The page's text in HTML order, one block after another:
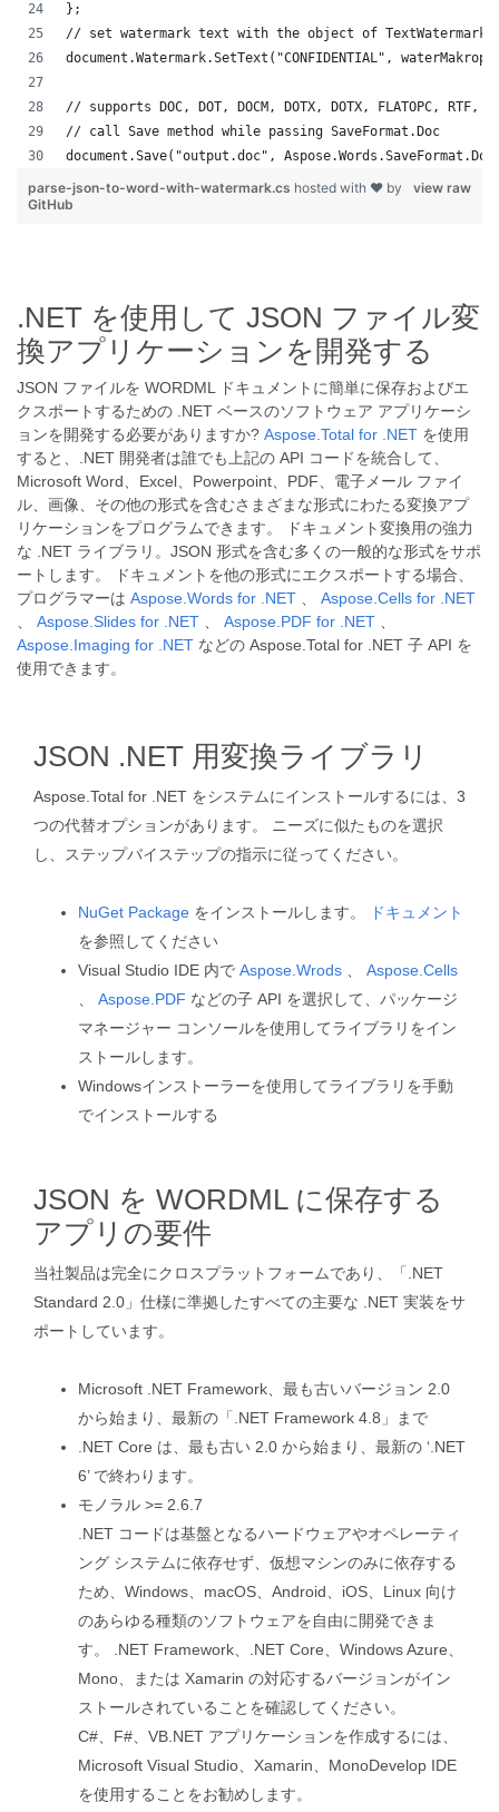
};
// set watermark text with the object of
document.Watermark.SetText("CONFIDENTIAL",
// supports DOC, DOT, DOCM, DOTX, DOTX, FLATOPC,
// call Save method while passing SaveFormat.Doc
document.Save("output.doc",
view raw
parse-json-to-word-with-watermark.cs hosted with ❤ by
GitHub
.NET を使用して JSON ファイル変
換アプリケーションを開発する
JSON ファイルを WORDML ドキュメントに簡単に保存およびエ
クスポートするための .NET ベースのソフトウェア アプリケーシ
ョンを開発する必要がありますか? Aspose.Total for .NET を使用
すると、.NET 開発者は誰でも上記の API コードを統合して、
Microsoft Word、Excel、Powerpoint、PDF、電子メール ファイ
ル、画像、その他の形式を含むさまざまな形式にわたる変換アプ
リケーションをプログラムできます。 ドキュメント変換用の強力
な .NET ライブラリ。JSON 形式を含む多くの一般的な形式をサポ
ートします。 ドキュメントを他の形式にエクスポートする場合、
プログラマーは Aspose.Words for .NET
Aspose.Cells for .NET
Aspose.Slides for .NET Aspose.PDF for .NET
Aspose.Imaging for .NET などの Aspose.Total for .NET 子 API を
使用できます。
JSON .NET 用変換ライブラリ
Aspose.Total for .NET をシステムにインストールするには、3
つの代替オプションがあります。 ニーズに似たものを選択
し、ステップバイステップの指示に従ってください。
NuGet Package をインストールします。
ドキュメント
を参照してください
Visual Studio IDE 内で Aspose.Wrods
Aspose.Cells
Aspose.PDF などの子 API を選択して、パッケージ
マネージャー コンソールを使用してライブラリをイン
ストールします。
Windowsインストーラーを使用してライブラリを手動
でインストールする
JSON を WORDML に保存する
アプリの要件
当社製品は完全にクロスプラットフォームであり、「.NET
Standard 2.0」仕様に準拠したすべての主要な .NET 実装をサ
ポートしています。
Microsoft .NET Framework、最も古いバージョン 2.0
から始まり、最新の「.NET Framework 4.8」まで
.NET Core は、最も古い 2.0 から始まり、最新の ‘.NET
6’ で終わります。
モノラル >= 2.6.7
.NET コードは基盤となるハードウェアやオペレーティ
ング システムに依存せず、仮想マシンのみに依存する
ため、Windows、macOS、Android、iOS、Linux 向け
のあらゆる種類のソフトウェアを自由に開発できま
す。 .NET Framework、.NET Core、Windows Azure、
Mono、または Xamarin の対応するバージョンがイン
ストールされていることを確認してください。
C#、F#、VB.NET アプリケーションを作成するには、
Microsoft Visual Studio、Xamarin、MonoDevelop IDE
を使用することをお勧めします。